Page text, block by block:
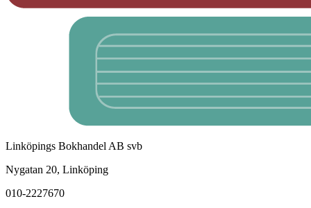
Linköpings Bokhandel AB svb
Nygatan 20, Linköping
010-2227670